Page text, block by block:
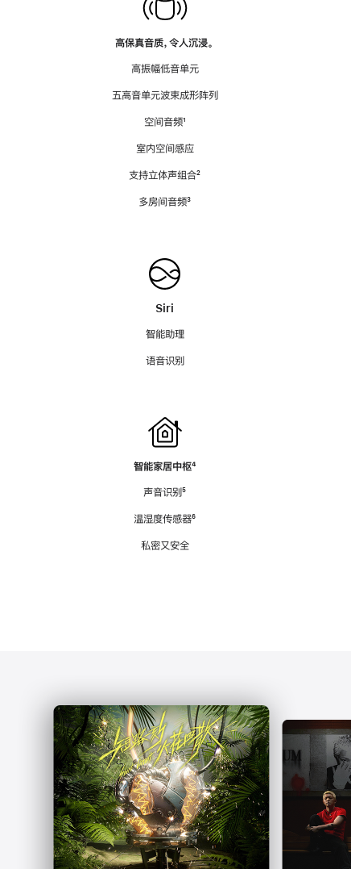
高保真音质，令人沉浸。
高振幅低音单元
五高音单元波束成形阵列
空间音频脚
¹
室内空间感应
支持立体声组合脚
²
多房间音频脚
³
Siri
智能助理
语音识别
智能家居中枢脚
⁴
声音识别脚
⁵
温湿度传感器脚
⁶
私密又安全